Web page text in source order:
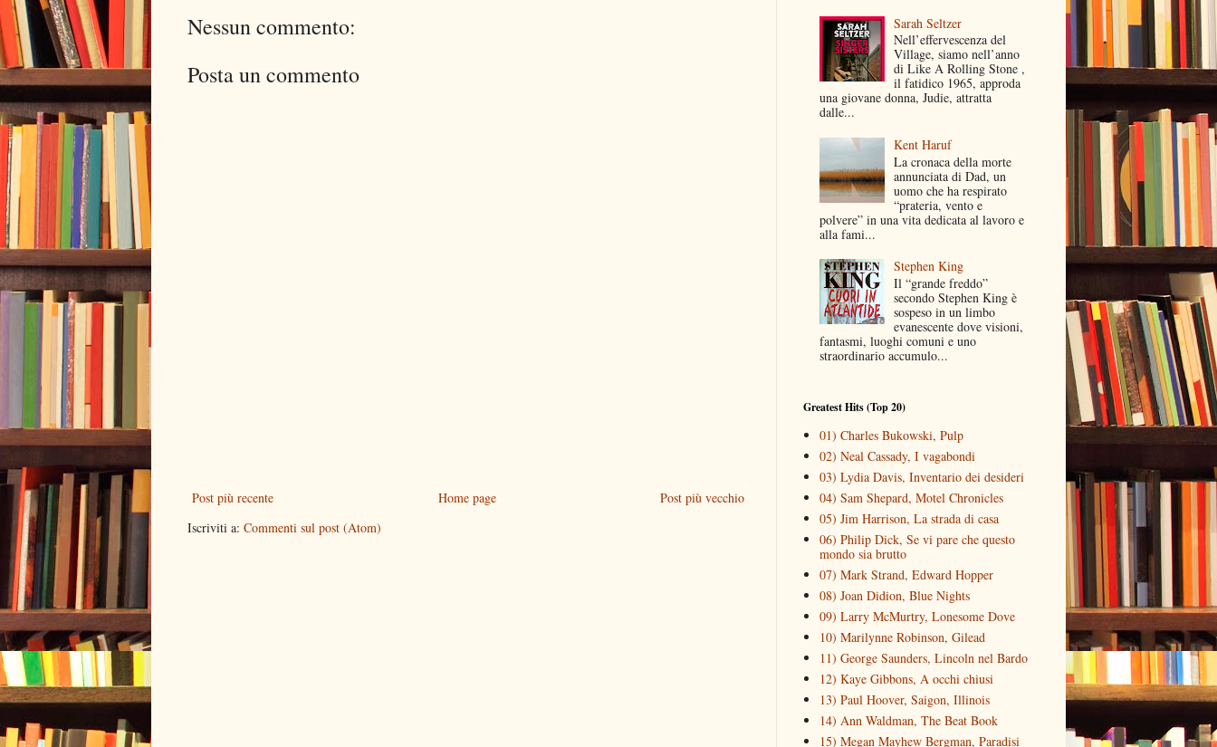
Nessun commento:
Posta un commento
Post più recente Post più vecchio
Home page
Iscriviti a: Commenti sul post (Atom)
Sarah Seltzer
Nell’effervescenza del
Village, siamo nell’anno
di Like A Rolling Stone ,
il fatidico 1965, approda
una giovane donna, Judie, attratta
dalle...
Kent Haruf
La cronaca della morte
annunciata di Dad, un
uomo che ha respirato
“prateria, vento e
polvere” in una vita dedicata al lavoro e
alla fami...
Stephen King
Il “grande freddo”
secondo Stephen King è
sospeso in un limbo
evanescente dove visioni,
fantasmi, luoghi comuni e uno
straordinario accumulo...
Greatest Hits (Top 20)
01) Charles Bukowski, Pulp
02) Neal Cassady, I vagabondi
03) Lydia Davis, Inventario dei desideri
04) Sam Shepard, Motel Chronicles
05) Jim Harrison, La strada di casa
06) Philip Dick, Se vi pare che questo
mondo sia brutto
07) Mark Strand, Edward Hopper
08) Joan Didion, Blue Nights
09) Larry McMurtry, Lonesome Dove
10) Marilynne Robinson, Gilead
11) George Saunders, Lincoln nel Bardo
12) Kaye Gibbons, A occhi chiusi
13) Paul Hoover, Saigon, Illinois
14) Ann Waldman, The Beat Book
15) Megan Mayhew Bergman, Paradisi